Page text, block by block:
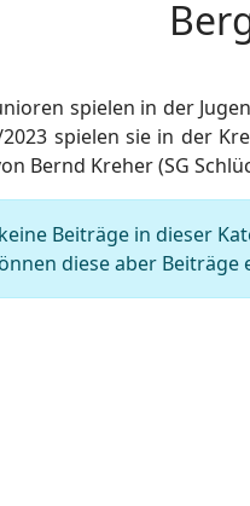
spielen in der
2023 spielen sie in der
Bernd Kreher (SG
Beiträge in dieser
diese aber Beiträge